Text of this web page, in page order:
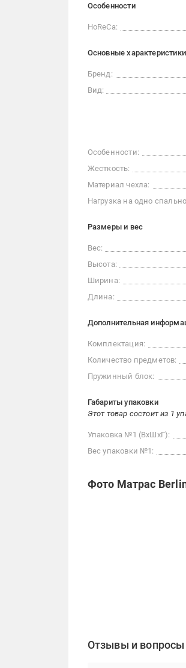
Особенности
HoReCa:
Основные
Бренд:
Вид:
Особенности:
Жесткость:
Материал чехла:
Нагрузка на одно
Размеры и вес
Вес:
Высота:
Ширина:
Длина:
Дополнительная
Комплектация:
Количество предметов:
Пружинный блок:
Габариты упаковки
Этот товар состоит из 1
Упаковка №1 (ВхШхГ):
Вес упаковки №1:
Фото Матрас
Отзывы и вопросы